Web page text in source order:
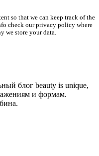
so that we can keep track of the
check our privacy policy where
we store your data.
блог beauty is unique,
и формам.